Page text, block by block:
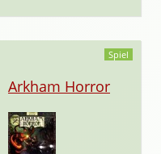
Spiel
Arkham Horror